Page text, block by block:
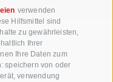
verwenden
Hilfsmittel sind
zu gewährleisten,
Ihrer
Ihre Daten zum
speichern von oder
verwendung